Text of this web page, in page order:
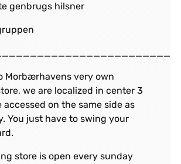
genbrugs hilsner
Morbærhavens very own
we are localized in center 3
accessed on the same side as
You just have to swing your
store is open every sunday